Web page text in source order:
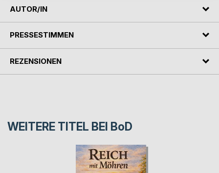
AUTOR/IN
PRESSESTIMMEN
REZENSIONEN
WEITERE TITEL BEI BoD